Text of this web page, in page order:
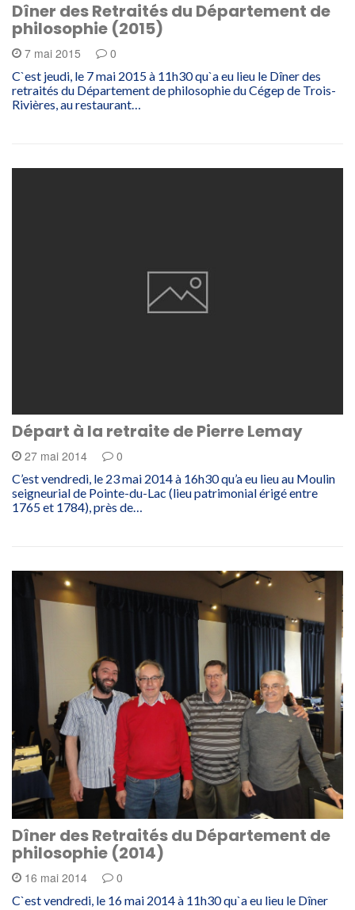
Dîner des Retraités du Département de
philosophie (2015)
7 mai 2015 0
C`est jeudi, le 7 mai 2015 à 11h30 qu`a eu lieu le Dîner des
retraités du Département de philosophie du Cégep de Trois-
Rivières, au restaurant…
Départ à la retraite de Pierre Lemay
27 mai 2014 0
C’est vendredi, le 23 mai 2014 à 16h30 qu’a eu lieu au Moulin
seigneurial de Pointe-du-Lac (lieu patrimonial érigé entre
1765 et 1784), près de…
Dîner des Retraités du Département de
philosophie (2014)
16 mai 2014 0
C`est vendredi, le 16 mai 2014 à 11h30 qu`a eu lieu le Dîner